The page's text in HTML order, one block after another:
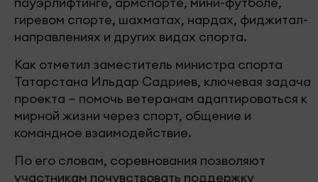
гиревом спорте, шахматах, нардах, фиджитал-
направлениях и других видах спорта.
Как отметил заместитель министра спорта
Татарстана Ильдар Садриев, ключевая задача
проекта — помочь ветеранам адаптироваться к
мирной жизни через спорт, общение и
командное взаимодействие.
По его словам, соревнования позволяют
участникам почувствовать поддержку